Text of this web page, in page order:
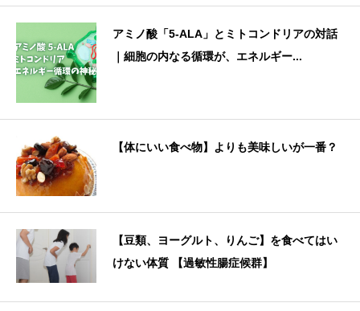
アミノ酸「5-ALA」とミトコンドリアの対話
｜細胞の内なる循環が、エネルギー...
【体にいい食べ物】よりも美味しいが一番？
【豆類、ヨーグルト、りんご】を食べてはい
けない体質 【過敏性腸症候群】